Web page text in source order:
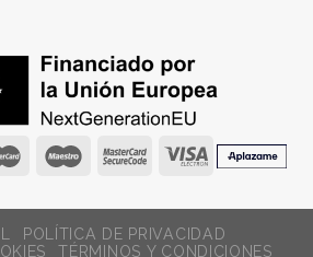
POLÍTICA DE PRIVACIDAD
TÉRMINOS Y CONDICIONES